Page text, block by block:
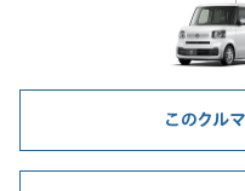
このクル